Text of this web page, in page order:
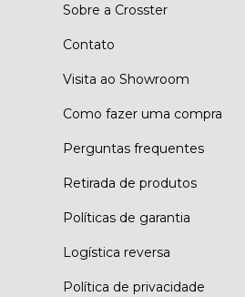
Sobre a Crosster
Contato
Visita ao Showroom
Como fazer uma compra
Perguntas frequentes
Retirada de produtos
Políticas de garantia
Logística reversa
Política de privacidade